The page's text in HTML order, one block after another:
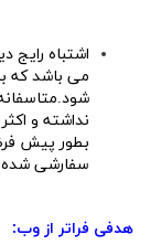
اشتباه رایج
می باشد که
بطور پیش
سفارشی شده
هدفی فراتر از وب: